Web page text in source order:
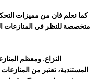
كمانعلمفان من مميزات
متخصصةللنظر فيالمنازعات
النزاع.ومعظم
المستندية،تعتبر منالمنازعات